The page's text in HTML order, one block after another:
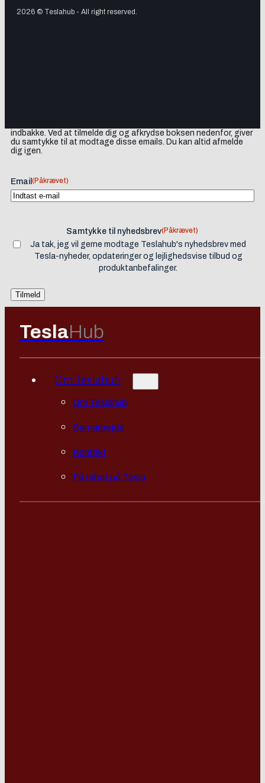
2026 © Teslahub - All right reserved.
indbakke. Ved at tilmelde dig og afkrydse boksen nedenfor, giver
du samtykke til at modtage disse emails. Du kan altid afmelde
dig igen.
Email (Påkrævet)
Samtykke til nyhedsbrev(Påkrævet)
Ja tak, jeg vil gerne modtage Teslahub's nyhedsbrev med
Tesla-nyheder, opdateringer og lejlighedsvise tilbud og
produktanbefalinger.
TeslaHub
Om Teslahub
Om Teslahub
Samarbejde
Kontakt
Få rabat på Tesla